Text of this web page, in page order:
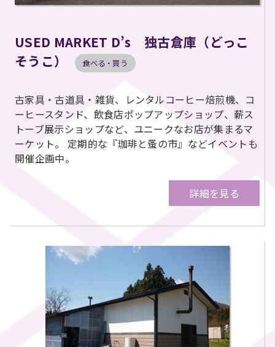
USED MARKET D’s 独古倉庫（どっこ
そうこ）
食べる・買う
古家具・古道具・雑貨、レンタルコーヒー焙煎機、コ
ーヒースタンド、飲食店ポップアップショップ、薪ス
トーブ展示ショップなど、ユニークなお店が集まるマ
ーケット。 定期的な『珈琲と蚤の市』などイベントも
開催企画中。
詳細を見る